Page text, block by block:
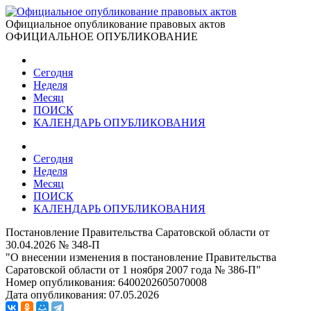
Официальное опубликование правовых актов
ОФИЦИАЛЬНОЕ ОПУБЛИКОВАНИЕ
Сегодня
Неделя
Месяц
ПОИСК
КАЛЕНДАРЬ ОПУБЛИКОВАНИЯ
Сегодня
Неделя
Месяц
ПОИСК
КАЛЕНДАРЬ ОПУБЛИКОВАНИЯ
Постановление Правительства Саратовской области от
30.04.2026 № 348-П
"О внесении изменения в постановление Правительства
Саратовской области от 1 ноября 2007 года № 386‑П"
Номер опубликования: 6400202605070008
Дата опубликования: 07.05.2026